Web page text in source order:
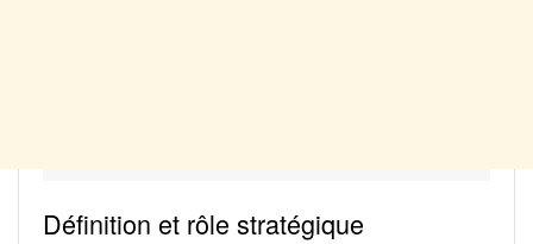
Définition et rôle stratégique